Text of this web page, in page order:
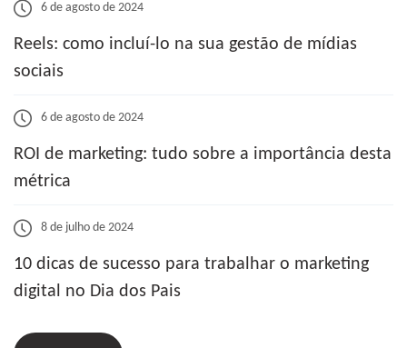
6 de agosto de 2024
Reels: como incluí-lo na sua gestão de mídias
sociais
6 de agosto de 2024
ROI de marketing: tudo sobre a importância desta
métrica
8 de julho de 2024
10 dicas de sucesso para trabalhar o marketing
digital no Dia dos Pais